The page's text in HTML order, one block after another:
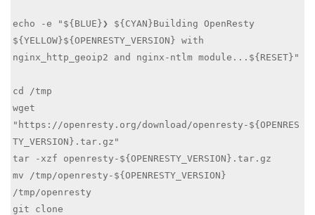
echo -e "${BLUE}❯ ${CYAN}Building OpenResty
${YELLOW}${OPENRESTY_VERSION} with
nginx_http_geoip2 and nginx-ntlm module...${RESET}"
cd /tmp
wget
"https://openresty.org/download/openresty-${OPENRES
TY_VERSION}.tar.gz"
tar -xzf openresty-${OPENRESTY_VERSION}.tar.gz
mv /tmp/openresty-${OPENRESTY_VERSION}
/tmp/openresty
git clone